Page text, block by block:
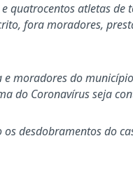
quatrocentos atletas de
fora moradores,
moradores do
do Coronavírus seja
os desdobramentos do